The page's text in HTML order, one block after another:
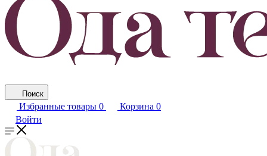
Поиск
Избранные товары 0 Корзина 0
Войти